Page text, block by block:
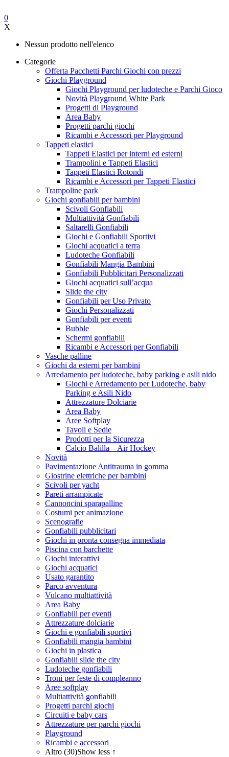
0
X
Nessun prodotto nell'elenco
Categorie
Offerta Pacchetti Parchi Giochi con prezzi
Giochi Playground
Giochi Playground per ludoteche e Parchi Gioco
Novità Playground White Park
Progetti di Playground
Area Baby
Progetti parchi giochi
Ricambi e Accessori per Playground
Tappeti elastici
Tappeti Elastici per interni ed esterni
Trampolini e Tappeti Elastici
Tappeti Elastici Rotondi
Ricambi e Accessori per Tappeti Elastici
Trampoline park
Giochi gonfiabili per bambini
Scivoli Gonfiabili
Multiattività Gonfiabili
Saltarelli Gonfiabili
Giochi e Gonfiabili Sportivi
Giochi acquatici a terra
Ludoteche Gonfiabili
Gonfiabili Mangia Bambini
Gonfiabili Pubblicitari Personalizzati
Giochi acquatici sull’acqua
Slide the city
Gonfiabili per Uso Privato
Giochi Personalizzati
Gonfiabili per eventi
Bubble
Schermi gonfiabili
Ricambi e Accessori per Gonfiabili
Vasche palline
Giochi da esterni per bambini
Arredamento per ludoteche, baby parking e asili nido
Giochi e Arredamento per Ludoteche, baby
Parking e Asili Nido
Attrezzature Dolciarie
Area Baby
Aree Softplay
Tavoli e Sedie
Prodotti per la Sicurezza
Calcio Balilla – Air Hockey
Novità
Pavimentazione Antitrauma in gomma
Giostrine elettriche per bambini
Scivoli per yacht
Pareti arrampicate
Cannoncini sparapalline
Costumi per animazione
Scenografie
Gonfiabili pubblicitari
Giochi in pronta consegna immediata
Piscina con barchette
Giochi interattivi
Giochi acquatici
Usato garantito
Parco avventura
Vulcano multiattività
Area Baby
Gonfiabili per eventi
Attrezzature dolciarie
Giochi e gonfiabili sportivi
Gonfiabili mangia bambini
Giochi in plastica
Gonfiabili slide the city
Ludoteche gonfiabili
Troni per feste di compleanno
Aree softplay
Multiattività gonfiabili
Progetti parchi giochi
Circuiti e baby cars
Attrezzature per parchi giochi
Playground
Ricambi e accessori
Altro (30)Show less ↑